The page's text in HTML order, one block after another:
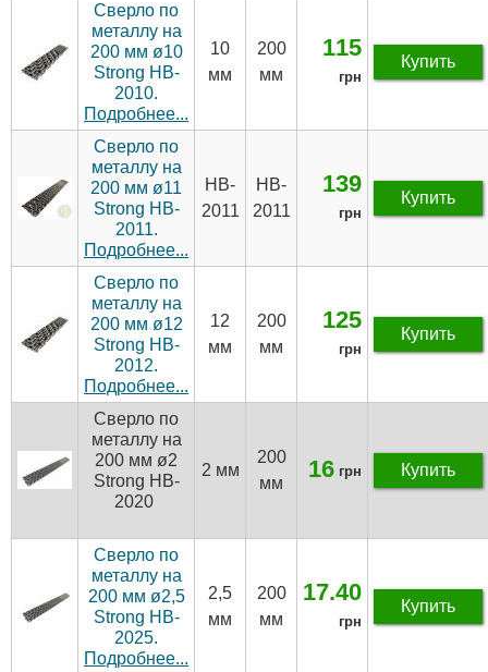
Сверло по
металлу на
200 мм ø10
Strong HB-
2010.
Подробнее...
10
мм
200
мм
115
грн
Купить
Сверло по
металлу на
200 мм ø11
Strong HB-
2011.
Подробнее...
HB-
2011
HB-
2011
139
грн
Купить
Сверло по
металлу на
200 мм ø12
Strong HB-
2012.
Подробнее...
12
мм
200
мм
125
грн
Купить
Сверло по
металлу на
200 мм ø2
Strong HB-
2020
2 мм
200
мм
16 грн Купить
Сверло по
металлу на
200 мм ø2,5
Strong HB-
2025.
Подробнее...
2,5
мм
200
мм
17.40
грн
Купить